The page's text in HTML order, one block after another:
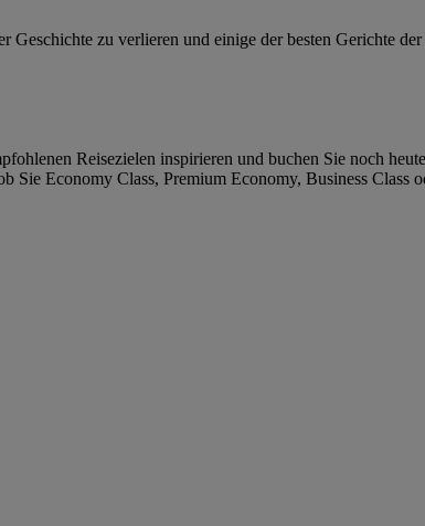
zu verlieren und einige der besten Gerichte
Reisezielen inspirieren und buchen Sie noch
Economy Class, Premium Economy, Business Class